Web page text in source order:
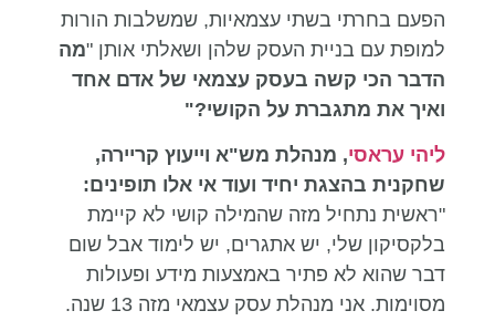
הפעם בחרתי בשתי עצמאיות, שמשלבות הורות
למופת עם בניית העסק שלהן ושאלתי אותן "מה
הדבר הכי קשה בעסק עצמאי של אדם אחד
ואיך את מתגברת על הקושי?"
ליהי עראסי, מנהלת מש"א וייעוץ קריירה,
שחקנית בהצגת יחיד ועוד אי אלו תופינים:
"ראשית נתחיל מזה שהמילה קושי לא קיימת
בלקסיקון שלי, יש אתגרים, יש לימוד אבל שום
דבר שהוא לא פתיר באמצעות מידע ופעולות
מסוימות. אני מנהלת עסק עצמאי מזה 13 שנה.